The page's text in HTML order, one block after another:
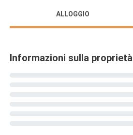
ALLOGGIO
Informazioni sulla proprietà